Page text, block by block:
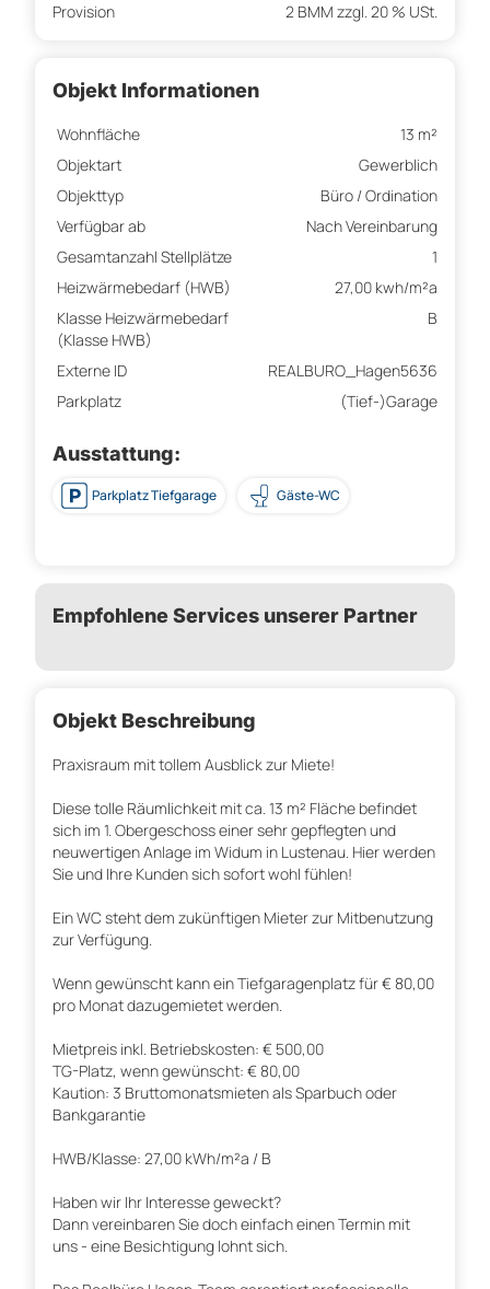
Provision
2 BMM zzgl. 20 % USt.
Objekt Informationen
Wohnfläche
13 m²
Objektart
Gewerblich
Objekttyp
Büro / Ordination
Verfügbar ab
Nach Vereinbarung
Gesamtanzahl Stellplätze
1
Heizwärmebedarf (HWB)
27,00 kwh/m²a
Klasse Heizwärmebedarf
(Klasse HWB)
B
Externe ID
REALBURO_Hagen5636
Parkplatz
(Tief-)Garage
Ausstattung:
Parkplatz Tiefgarage Gäste-WC
Empfohlene Services unserer Partner
Objekt Beschreibung
Praxisraum mit tollem Ausblick zur Miete!
Diese tolle Räumlichkeit mit ca. 13 m² Fläche befindet
sich im 1. Obergeschoss einer sehr gepflegten und
neuwertigen Anlage im Widum in Lustenau. Hier werden
Sie und Ihre Kunden sich sofort wohl fühlen!
Ein WC steht dem zukünftigen Mieter zur Mitbenutzung
zur Verfügung.
Wenn gewünscht kann ein Tiefgaragenplatz für € 80,00
pro Monat dazugemietet werden.
Mietpreis inkl. Betriebskosten: € 500,00
TG-Platz, wenn gewünscht: € 80,00
Kaution: 3 Bruttomonatsmieten als Sparbuch oder
Bankgarantie
HWB/Klasse: 27,00 kWh/m²a / B
Haben wir Ihr Interesse geweckt?
Dann vereinbaren Sie doch einfach einen Termin mit
uns - eine Besichtigung lohnt sich.